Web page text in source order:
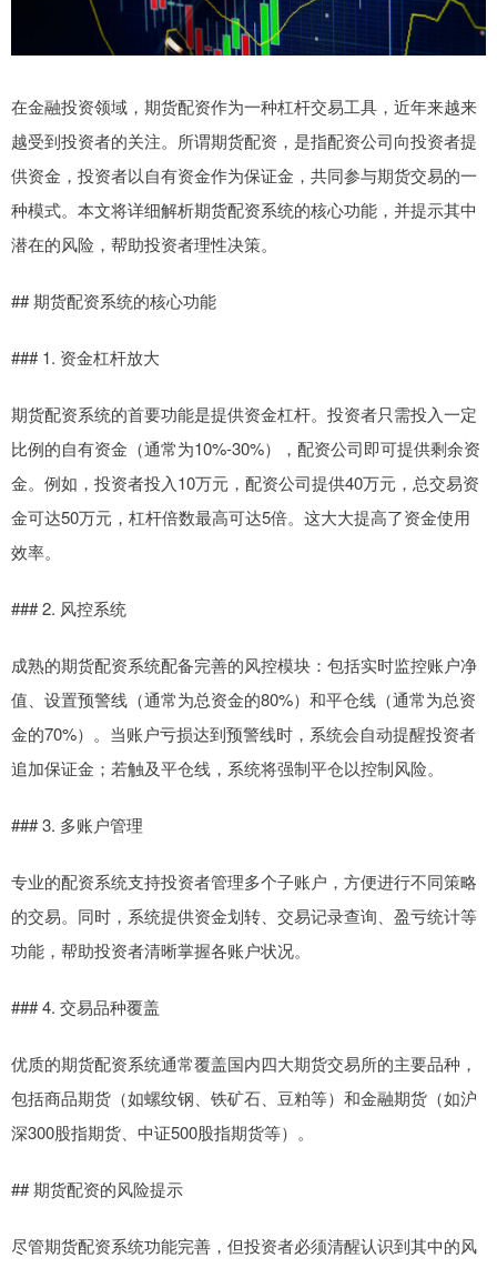
在金融投资领域，期货配资作为一种杠杆交易工具，近年来越来
越受到投资者的关注。所谓期货配资，是指配资公司向投资者提
供资金，投资者以自有资金作为保证金，共同参与期货交易的一
种模式。本文将详细解析期货配资系统的核心功能，并提示其中
潜在的风险，帮助投资者理性决策。
## 期货配资系统的核心功能
### 1. 资金杠杆放大
期货配资系统的首要功能是提供资金杠杆。投资者只需投入一定
比例的自有资金（通常为10%-30%），配资公司即可提供剩余资
金。例如，投资者投入10万元，配资公司提供40万元，总交易资
金可达50万元，杠杆倍数最高可达5倍。这大大提高了资金使用
效率。
### 2. 风控系统
成熟的期货配资系统配备完善的风控模块：包括实时监控账户净
值、设置预警线（通常为总资金的80%）和平仓线（通常为总资
金的70%）。当账户亏损达到预警线时，系统会自动提醒投资者
追加保证金；若触及平仓线，系统将强制平仓以控制风险。
### 3. 多账户管理
专业的配资系统支持投资者管理多个子账户，方便进行不同策略
的交易。同时，系统提供资金划转、交易记录查询、盈亏统计等
功能，帮助投资者清晰掌握各账户状况。
### 4. 交易品种覆盖
优质的期货配资系统通常覆盖国内四大期货交易所的主要品种，
包括商品期货（如螺纹钢、铁矿石、豆粕等）和金融期货（如沪
深300股指期货、中证500股指期货等）。
## 期货配资的风险提示
尽管期货配资系统功能完善，但投资者必须清醒认识到其中的风